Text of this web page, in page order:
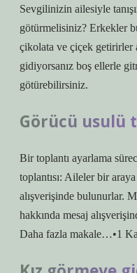
Sevgilinizin ailesiyle
götürmelisiniz? Erkekler
çikolata ve çiçek getirirler
gidiyorsanız boş ellerle
götürebilirsiniz.
Görücü usulü
Bir toplantı ayarlama
toplantısı: Aileler bir
alışverişinde bulunurlar.
hakkında mesaj
Daha fazla makale…•1